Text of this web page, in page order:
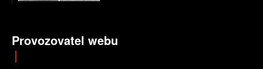
Provozovatel webu